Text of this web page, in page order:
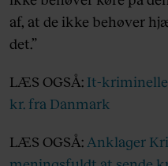
af, at de ikke behøver
det.”
LÆS OGSÅ: It-kriminelle
kr. fra Danmark
LÆS OGSÅ: Anklager